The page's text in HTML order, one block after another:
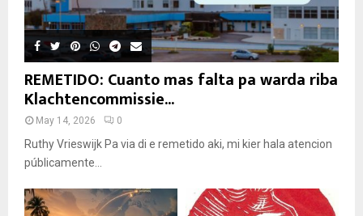
REMETIDO: Cuanto mas falta pa warda riba
Klachtencommissie...
May 14, 2026 0
Ruthy Vrieswijk Pa via di e remetido aki, mi kier hala atencion
públicamente...